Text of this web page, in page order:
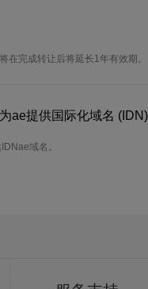
在完成转让后将延长1年有效期。
ae提供国际化域名 (IDN)
域名。